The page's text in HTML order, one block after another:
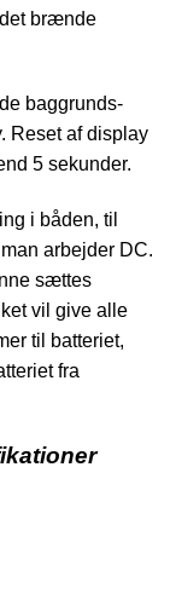
brænde
baggrunds-
Reset af display
5 sekunder.
i båden, til
arbejder DC.
sættes
vil give alle
til batteriet,
fra